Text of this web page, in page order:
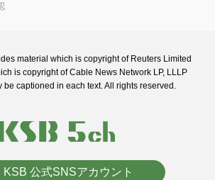
material which is copyright of Reuters Limited
is copyright of Cable News Network LP, LLLP
be captioned in each text. All rights reserved.
KSB 公式SNSアカウント